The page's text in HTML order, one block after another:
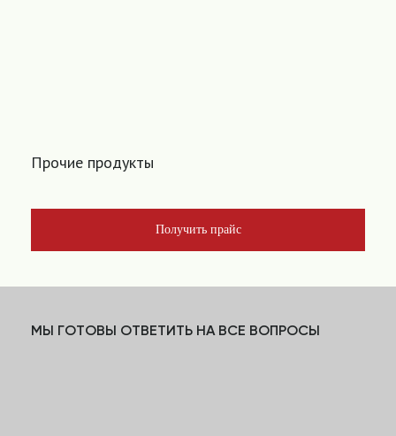
Прочие продукты
Получить прайс
МЫ ГОТОВЫ ОТВЕТИТЬ НА ВСЕ ВОПРОСЫ